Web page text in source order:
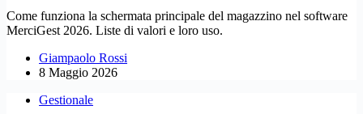
Come funziona la schermata principale del magazzino nel software
MerciGest 2026. Liste di valori e loro uso.
Giampaolo Rossi
8 Maggio 2026
Gestionale